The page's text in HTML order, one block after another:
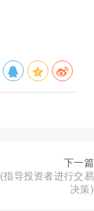
下一篇
导投资者进行交易
决策)